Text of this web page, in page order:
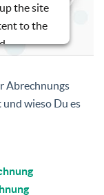
the site
to the
Abrechnungs
wieso Du es